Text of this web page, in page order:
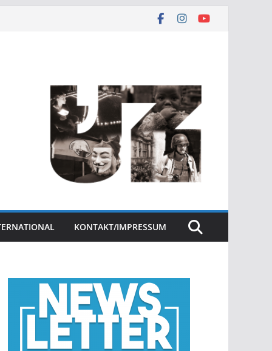
KONTAKT/IMPRESSUM